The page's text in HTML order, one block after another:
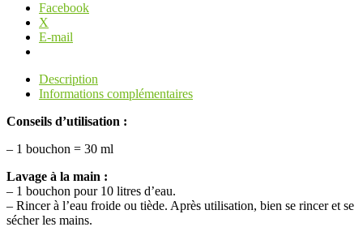
Facebook
X
E-mail
Description
Informations complémentaires
Conseils d’utilisation :
– 1 bouchon = 30 ml
Lavage à la main :
– 1 bouchon pour 10 litres d’eau.
– Rincer à l’eau froide ou tiède. Après utilisation, bien se rincer et se
sécher les mains.